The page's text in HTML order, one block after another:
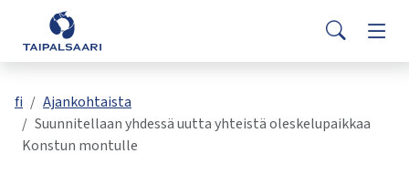
Siirry pääsisältöön
Palaute
Yhteystiedot
Valitse
oleva
tulos
ylös-
Asuminen ja rakentaminen
Opetus ja kasvatus
Hyvinvointi ja terveys
fi
Ajankohtaista
Suunnitellaan yhdessä uutta yhteistä oleskelupaikkaa
Konstun montulle